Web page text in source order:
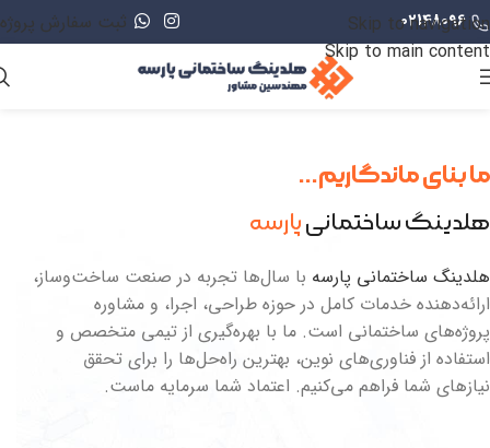
Skip to navigation
Skip to main content
02148096 ثبت سفارش پروژه
ما بنای ماندگاریم...
هلدینگ ساختمانیپارسه
هلدینگ ساختمانی پارسه با سال‌ها تجربه در صنعت ساخت‌وساز،
ارائه‌دهنده خدمات کامل در حوزه طراحی، اجرا، و مشاوره
پروژه‌های ساختمانی است. ما با بهره‌گیری از تیمی متخصص و
استفاده از فناوری‌های نوین، بهترین راه‌حل‌ها را برای تحقق
نیازهای شما فراهم می‌کنیم. اعتماد شما سرمایه ماست.